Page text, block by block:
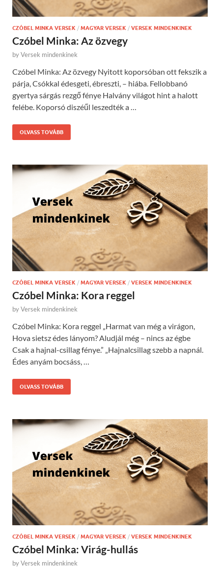
CZÓBEL MINKA VERSEK / MAGYAR VERSEK / VERSEK MINDENKINEK
Czóbel Minka: Az özvegy
byVersek mindenkinek
Czóbel Minka: Az özvegy Nyitott koporsóban ott fekszik a
párja, Csókkal édesgeti, ébreszti, – hiába. Fellobbanó
gyertya sárgás rezgő fénye Halvány világot hint a halott
felébe. Koporsó diszéűl leszedték a …
OLVASS TOVÁBB
CZÓBEL MINKA VERSEK / MAGYAR VERSEK / VERSEK MINDENKINEK
Czóbel Minka: Kora reggel
byVersek mindenkinek
Czóbel Minka: Kora reggel „Harmat van még a virágon,
Hova sietsz édes lányom? Aludjál még – nincs az égbe
Csak a hajnal-csillag fénye.” „Hajnalcsillag szebb a napnál.
Édes anyám bocsáss, …
OLVASS TOVÁBB
CZÓBEL MINKA VERSEK / MAGYAR VERSEK / VERSEK MINDENKINEK
Czóbel Minka: Virág-hullás
byVersek mindenkinek